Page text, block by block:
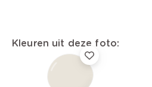
Kleuren uit deze foto: